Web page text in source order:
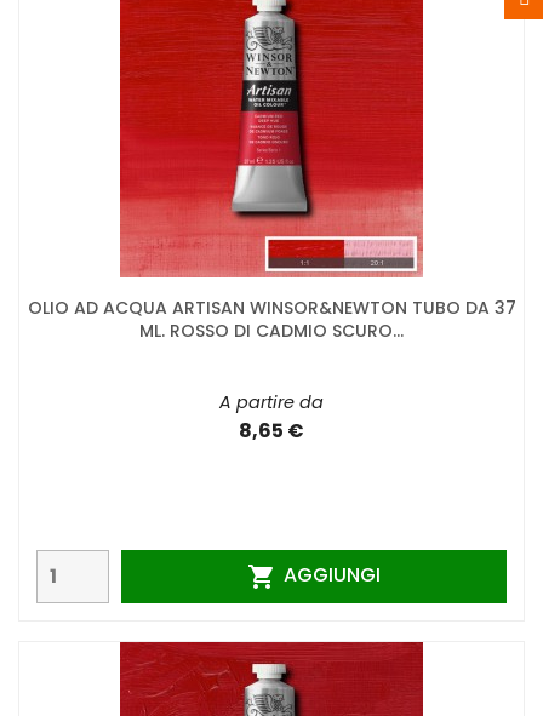
OLIO AD ACQUA ARTISAN WINSOR&NEWTON TUBO DA 37
ML. ROSSO DI CADMIO SCURO...
A partire da
8,65 €
 AGGIUNGI